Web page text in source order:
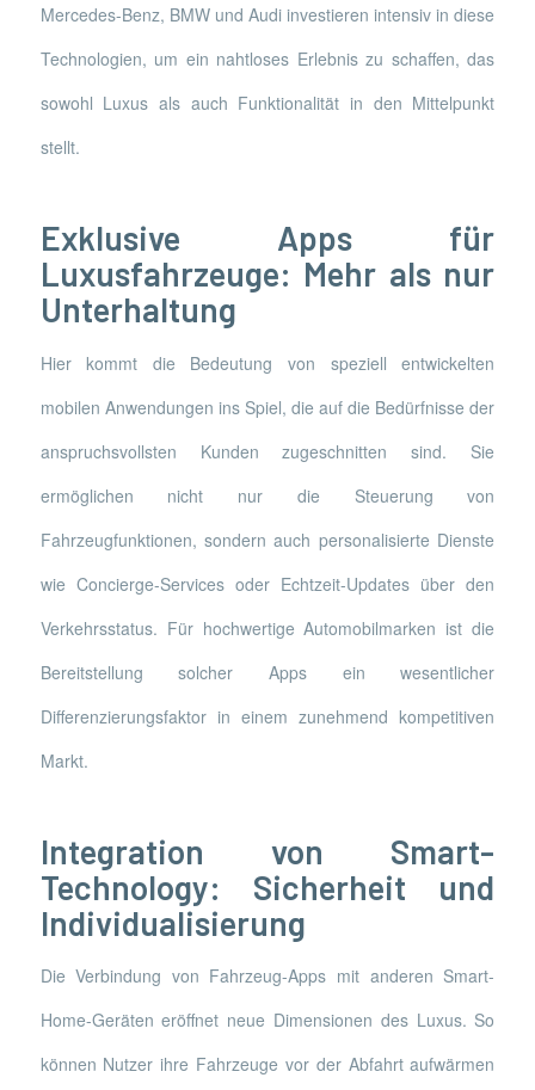
Mercedes-Benz, BMW und Audi investieren intensiv in diese
Technologien, um ein nahtloses Erlebnis zu schaffen, das
sowohl Luxus als auch Funktionalität in den Mittelpunkt
stellt.
Exklusive Apps für
Luxusfahrzeuge: Mehr als nur
Unterhaltung
Hier kommt die Bedeutung von speziell entwickelten
mobilen Anwendungen ins Spiel, die auf die Bedürfnisse der
anspruchsvollsten Kunden zugeschnitten sind. Sie
ermöglichen nicht nur die Steuerung von
Fahrzeugfunktionen, sondern auch personalisierte Dienste
wie Concierge-Services oder Echtzeit-Updates über den
Verkehrsstatus. Für hochwertige Automobilmarken ist die
Bereitstellung solcher Apps ein wesentlicher
Differenzierungsfaktor in einem zunehmend kompetitiven
Markt.
Integration von Smart-
Technology: Sicherheit und
Individualisierung
Die Verbindung von Fahrzeug-Apps mit anderen Smart-
Home-Geräten eröffnet neue Dimensionen des Luxus. So
können Nutzer ihre Fahrzeuge vor der Abfahrt aufwärmen